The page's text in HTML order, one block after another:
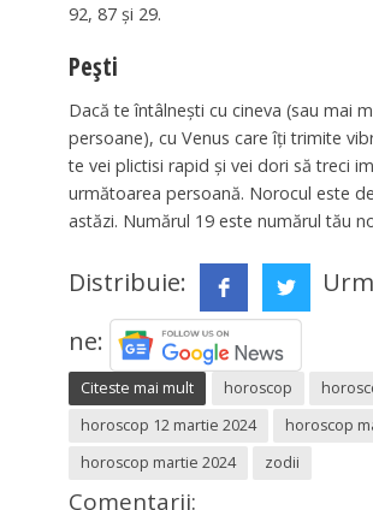
92, 87 și 29.
Pești
Dacă te întâlnești cu cineva (sau mai
persoane), cu Venus care îți trimite
te vei plictisi rapid și vei dori să treci
următoarea persoană. Norocul este
astăzi. Numărul 19 este numărul tău
Distribuie:
ne:
Citeste mai mult horoscop
horoscop 12 martie 2024
horoscop
horoscop martie 2024
zodii
Comentarii: